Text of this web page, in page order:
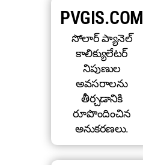
PVGIS.COM
సోలార్ ప్యానెల్
కాలిక్యులేటర్
నిపుణుల
అవసరాలను
తీర్చడానికి
రూపొందించిన
అనుకరణలు.